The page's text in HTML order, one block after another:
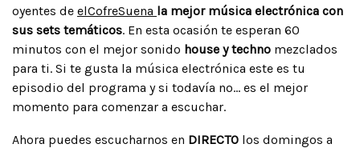
oyentes de elCofreSuena la mejor música electrónica con
sus sets temáticos. En esta ocasión te esperan 60
minutos con el mejor sonido house y techno mezclados
para ti. Si te gusta la música electrónica este es tu
episodio del programa y si todavía no… es el mejor
momento para comenzar a escuchar.
Ahora puedes escucharnos en DIRECTO los domingos a